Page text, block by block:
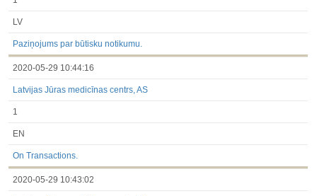
LV
Paziņojums par būtisku notikumu.
2020-05-29 10:44:16
Latvijas Jūras medicīnas centrs, AS
1
EN
On Transactions.
2020-05-29 10:43:02